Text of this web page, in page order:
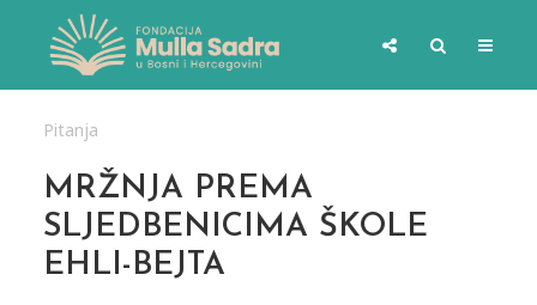
Pitanja
MRŽNJA PREMA
SLJEDBENICIMA ŠKOLE
EHLI-BEJTA